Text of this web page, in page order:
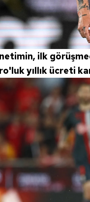
ilk
yıllık ücreti